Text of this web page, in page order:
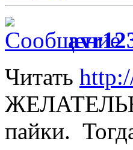
Читать
пайки.